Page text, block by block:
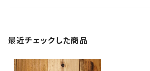
最近チェックした商品